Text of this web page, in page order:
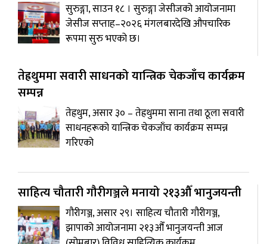
सुरुङ्गा, साउन १८ । सुरुङ्गा जेसीजको आयोजनामा
जेसीज सप्ताह–२०२६ मंगलबारदेखि औपचारिक
रूपमा सुरु भएको छ।
तेह्रथुममा सवारी साधनको यान्त्रिक चेकजाँच कार्यक्रम
सम्पन्न
तेह्रथुम, असार ३० – तेह्रथुममा साना तथा ठूला सवारी
साधनहरूको यान्त्रिक चेकजाँच कार्यक्रम सम्पन्न
गरिएको
साहित्य चौतारी गौरीगञ्जले मनायो २१३औँ भानुजयन्ती
गौरीगञ्ज, असार २९। साहित्य चौतारी गौरीगञ्ज,
झापाको आयोजनामा २१३औँ भानुजयन्ती आज